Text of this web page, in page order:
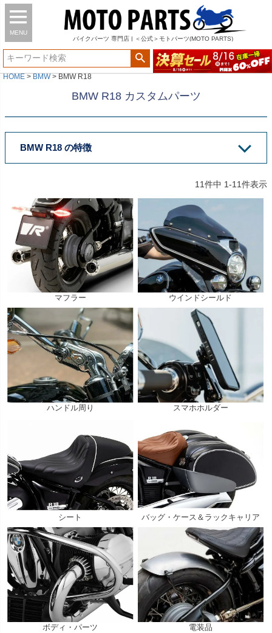
MENU
バイク パーツ 専門店 | ＜公式＞モトパーツ(MOTO PARTS)
HOME BMW BMW R18
BMW R18 カスタムパーツ
BMW R18 の特徴
11件中 1-11件表示
マフラー ウインドシールド
ハンドル周り スマホホルダー
シート バッグ・ケース＆ラックキャリア
ボディ・パーツ 電装品